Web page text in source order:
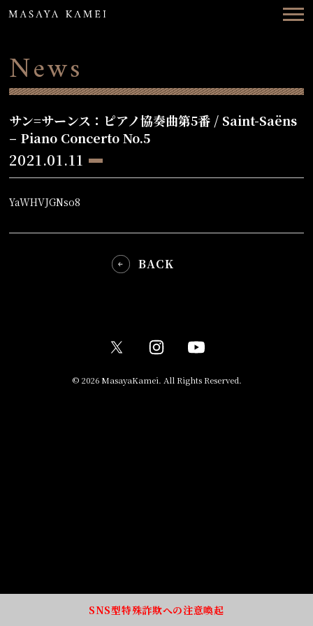
Concerts
Videos
Discography
日本語 ENG
News
サン=サーンス：ピアノ協奏曲第5番 / Saint-Saëns
– Piano Concerto No.5
2021.01.11
YaWHVJGNso8
BACK
© 2026 MasayaKamei. All Rights Reserved.
SNS型特殊詐欺への注意喚起